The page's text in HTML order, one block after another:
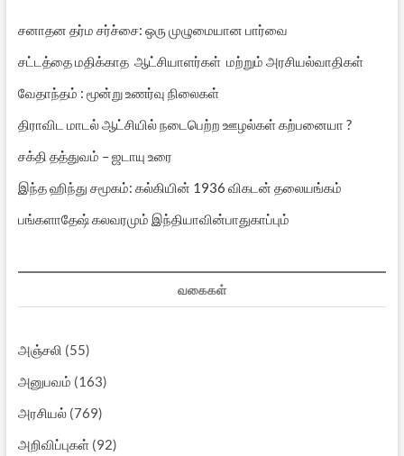
சனாதன தர்ம சர்ச்சை: ஒரு முழுமையான பார்வை
சட்டத்தை மதிக்காத ஆட்சியாளர்கள் மற்றும் அரசியல்வாதிகள்
வேதாந்தம் : மூன்று உணர்வு நிலைகள்
திராவிட மாடல் ஆட்சியில் நடைபெற்ற ஊழல்கள் கற்பனையா ?
சக்தி தத்துவம் – ஜடாயு உரை
இந்த ஹிந்து சமூகம்: கல்கியின் 1936 விகடன் தலையங்கம்
பங்களாதேஷ் கலவரமும் இந்தியாவின்பாதுகாப்பும்
வகைகள்
அஞ்சலி (55)
அனுபவம் (163)
அரசியல்(769)
அறிவிப்புகள்(92)